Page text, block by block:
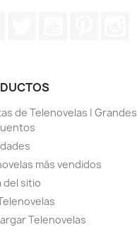
de Telenovelas | Grandes
más vendidos
del sitio
Telenovelas